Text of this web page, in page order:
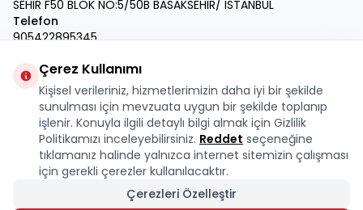
SEHIR F50 BLOK NO:5/50B BASAKSEHIR/ ISTANBUL
Telefon
905422895345
info@krmdukkan.com
Facebook
X İnstagram
YoutubeLinkedin
Çerez Kullanımı
Kişisel verileriniz, hizmetlerimizin daha iyi bir şekilde
sunulması için mevzuata uygun bir şekilde toplanıp
işlenir. Konuyla ilgili detaylı bilgi almak için Gizlilik
Politikamızı inceleyebilirsiniz. Reddet seçeneğine
tıklamanız halinde yalnızca internet sitemizin çalışması
için gerekli çerezler kullanılacaktır.
Çerezleri Özelleştir